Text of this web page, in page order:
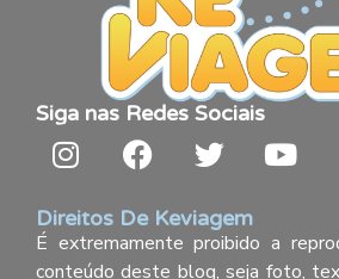
Siga nas Redes Sociais
Direitos De Keviagem
É extremamente proibido a
conteúdo deste blog, seja foto,